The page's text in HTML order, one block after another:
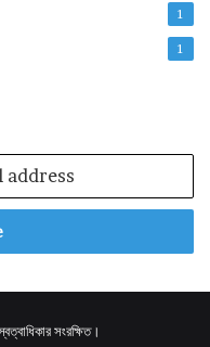
1
1
সংরক্ষিত।